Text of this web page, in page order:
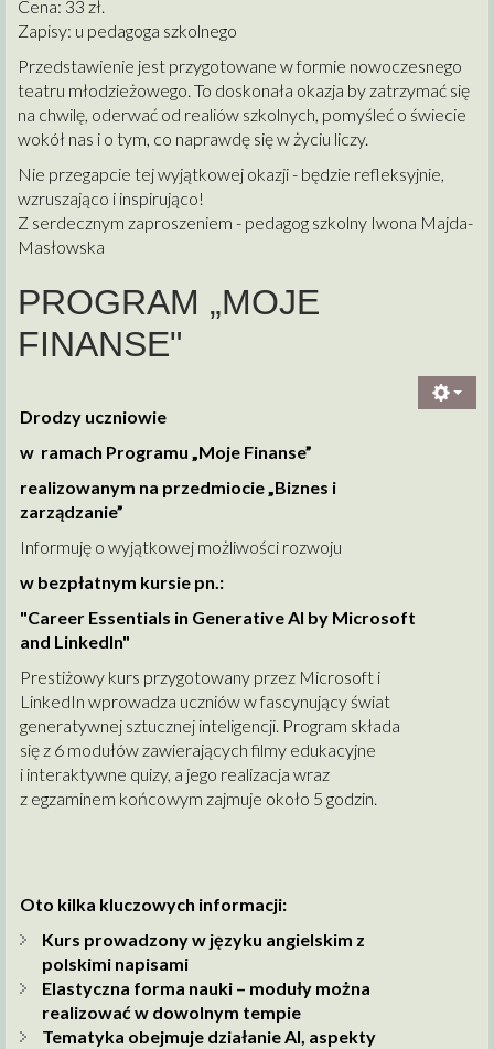
Cena: 33 zł.
Zapisy: u pedagoga szkolnego
Przedstawienie jest przygotowane w formie nowoczesnego
teatru młodzieżowego. To doskonała okazja by zatrzymać się
na chwilę, oderwać od realiów szkolnych, pomyśleć o świecie
wokół nas i o tym, co naprawdę się w życiu liczy.
Nie przegapcie tej wyjątkowej okazji - będzie refleksyjnie,
wzruszająco i inspirująco!
Z serdecznym zaproszeniem - pedagog szkolny Iwona Majda-
Masłowska
PROGRAM „MOJE
FINANSE"
Drodzy uczniowie
w ramach Programu „Moje Finanse”
realizowanym na przedmiocie „Biznes i
zarządzanie”
Informuję o wyjątkowej możliwości rozwoju
w bezpłatnym kursie pn.:
"Career Essentials in Generative AI by Microsoft
and LinkedIn"
Prestiżowy kurs przygotowany przez Microsoft i
LinkedIn wprowadza uczniów w fascynujący świat
generatywnej sztucznej inteligencji. Program składa
się z 6 modułów zawierających filmy edukacyjne
i interaktywne quizy, a jego realizacja wraz
z egzaminem końcowym zajmuje około 5 godzin.
Oto kilka kluczowych informacji:
Kurs prowadzony w języku angielskim z
polskimi napisami
Elastyczna forma nauki – moduły można
realizować w dowolnym tempie
Tematyka obejmuje działanie AI, aspekty